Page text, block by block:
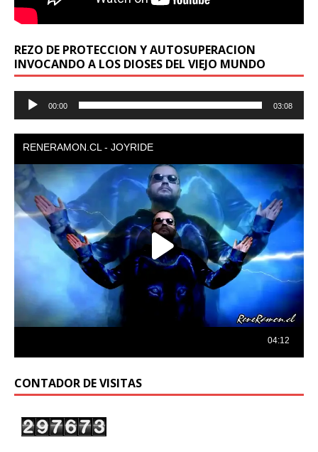
REZO DE PROTECCION Y AUTOSUPERACION
INVOCANDO A LOS DIOSES DEL VIEJO MUNDO
Reproductor
00:00 03:08
CONTADOR DE VISITAS